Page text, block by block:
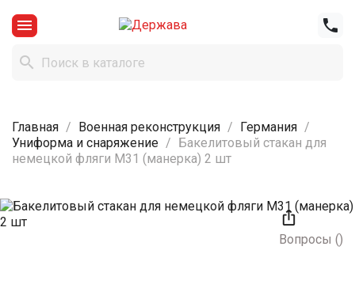



Главная Военная реконструкция
Германия
Униформа и снаряжение
Бакелитовый стакан для
немецкой фляги М31 (манерка) 2 шт

Вопросы ()